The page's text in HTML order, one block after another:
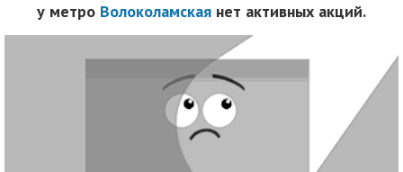
у метро Волоколамская нет активных акций.